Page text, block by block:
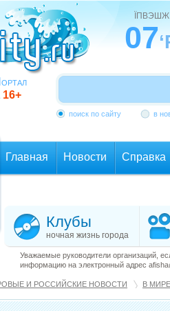
16+
07
поиск по сайту в
Главная Новости Справка
Клубы
ночная жизнь города
Уважаемые руководители организаций,
информацию на электронный адрес
И РОССИЙСКИЕ НОВОСТИ В МИРЕ